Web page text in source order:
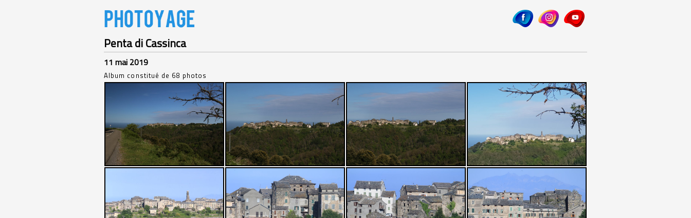
Penta di Cassinca
11 mai 2019
Album constitué de 68 photos